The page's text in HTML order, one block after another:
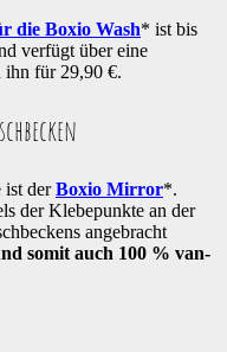
die Boxio Wash* ist bis
verfügt über eine
ihn für 29,90 €.
ist derBoxio Mirror*.
der Klebepunkte an der
angebracht
somit auch 100 % van-